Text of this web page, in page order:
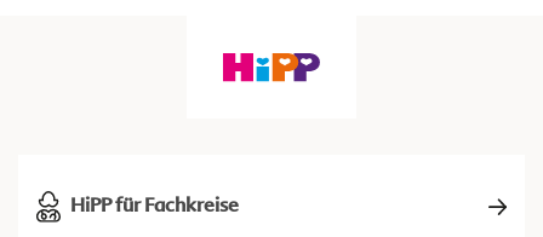
HiPP für Fachkreise